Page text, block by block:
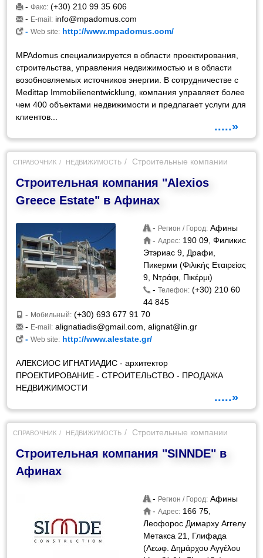
-Факс: (+30) 210 99 35 606
- E-mail: info@mpadomus.com
-Web site: http://www.mpadomus.com/
MPAdomus специализируется в области проектирования,
строительства, управления недвижимостью и в области
возобновляемых источников энергии. В сотрудничестве с
Medittap Immobilienentwicklung, компания управляет более
чем 400 объектами недвижимости и предлагает услуги для
клиентов...
.....»
СПРАВОЧНИК НЕДВИЖИМОСТЬ Строительные компании
Строительная компания "Alexios
Greece Estate" в Афинах
- Регион / Город: Афины
-Адрес: 190 09, Филикис
Этэриас 9, Драфи,
Пикерми (Φιλικής Εταιρείας
9, Ντράφι, Πικέρμι)
-Телефон: (+30) 210 60
44 845
- Мобильный: (+30) 693 677 91 70
- E-mail: alignatiadis@gmail.com ,alignat@in.gr
-Web site: http://www.alestate.gr/
АЛЕКСИОС ИГНАТИАДИС - архитектор
ПРОЕКТИРОВАНИЕ - СТРОИТЕЛЬСТВО - ПРОДАЖА
НЕДВИЖИМОСТИ
.....»
СПРАВОЧНИК НЕДВИЖИМОСТЬ Строительные компании
Строительная компания "SINNDE" в
Афинах
- Регион / Город: Афины
-Адрес: 166 75,
Леофорос Димарху Аггелу
Метакса 21, Глифада
(Λεωφ. Δημάρχου Αγγέλου